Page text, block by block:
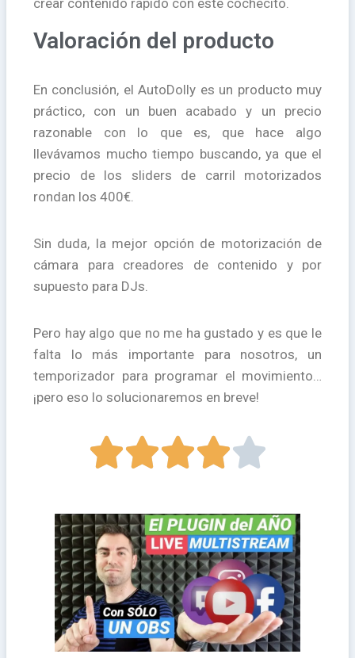
Valoración del producto
En conclusión, el AutoDolly es un producto muy
práctico, con un buen acabado y un precio
razonable con lo que es, que hace algo
llevávamos mucho tiempo buscando, ya que el
precio de los sliders de carril motorizados
rondan los 400€.
Sin duda, la mejor opción de motorización de
cámara para creadores de contenido y por
supuesto para DJs.
Pero hay algo que no me ha gustado y es que le
falta lo más importante para nosotros, un
temporizador para programar el movimiento…
¡pero eso lo solucionaremos en breve!

Plugin para emitir en todas
las plataformas a la vez!
El plugin para emitir en todas las
plataformas a la vez en OBS al fin ha
llegado. Cómo emitir en